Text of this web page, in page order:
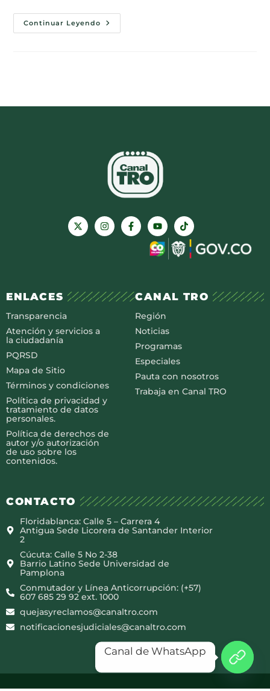
Continuar Leyendo
ENLACES
Transparencia
Atención y servicios a
la ciudadanía
PQRSD
Mapa de Sitio
Términos y condiciones
Política de privacidad y
tratamiento de datos
personales.
Política de derechos de
autor y/o autorización
de uso sobre los
contenidos.
CANAL TRO
Región
Noticias
Programas
Especiales
Pauta con nosotros
Trabaja en Canal TRO
CONTACTO
Floridablanca: Calle 5 – Carrera 4
Antigua Sede Licorera de Santander Interior
2
Cúcuta: Calle 5 No 2-38
Barrio Latino Sede Universidad de
Pamplona
Conmutador y Línea Anticorrupción: (+57)
607 685 29 92 ext. 1000
quejasyreclamos@canaltro.com
notificacionesjudiciales@canaltro.com
Canal de WhatsApp